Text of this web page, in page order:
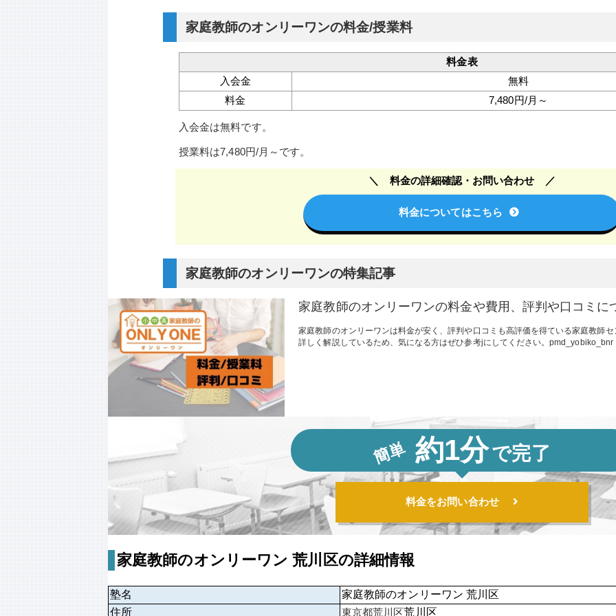
家庭教師のオンリーワンの料金/授業料
料金表
入会金
無料
料金
7,480円/月～
入会金は無料です。
授業料は7,480円/月～です。
料金の詳細確認・お問い合わせ
料金についてはこちら
家庭教師のオンリーワンの特集記事
家庭教師のオンリーワンの料金や費用、評判や口コミに
家庭教師のオンリーワンは料金が安く、評判や口コミも高評価を得ている家庭教師
詳しく解説しているため、気になる方はぜひ参考jにしてください。pmd_yobiko_bnr
簡単 約1分で完了
料金をお問い合わせ
家庭教師のオンリーワン 荒川区の詳細情報
塾名
家庭教師のオンリーワン 荒川区
住所
東京都荒川区荒川区